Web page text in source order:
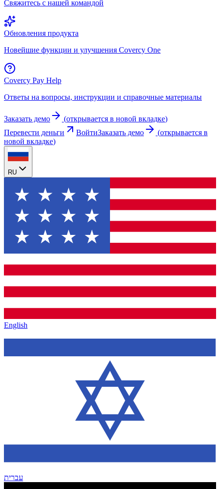
Свяжитесь с нашей командой
Обновления продукта
Новейшие функции и улучшения Covercy One
Covercy Pay Help
Ответы на вопросы, инструкции и справочные материалы
Заказать демо (открывается в новой вкладке)
Перевести деньги
ВойтиЗаказать демо (открывается в
новой вкладке)
RU
English
עברית